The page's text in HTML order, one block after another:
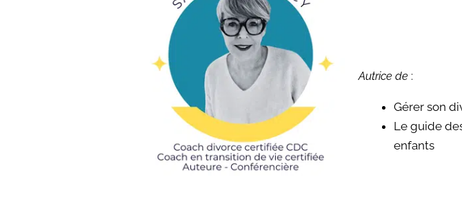
Autrice de :
Gérer son
Le guide
enfants